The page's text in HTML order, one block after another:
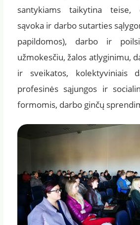
santykiams taikytina teise,
sąvoka ir darbo sutarties
papildomos), darbo ir
užmokesčiu, žalos atlyginimu,
ir sveikatos, kolektyviniais
profesinės sąjungos ir
formomis, darbo ginčų